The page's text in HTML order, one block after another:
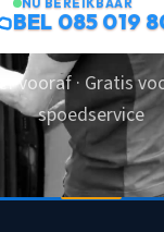
BEL 085 019
· Gratis
spoedservice